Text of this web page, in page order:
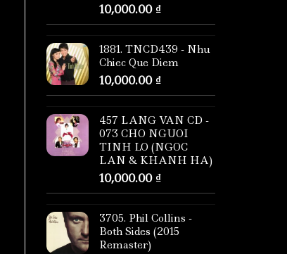
10,000.00 ₫
1881. TNCD439 - Nhu
Chiec Que Diem
10,000.00 ₫
457 LANG VAN CD -
073 CHO NGUOI
TINH LO (NGOC
LAN & KHANH HA)
10,000.00 ₫
3705. Phil Collins -
Both Sides (2015
Remaster)